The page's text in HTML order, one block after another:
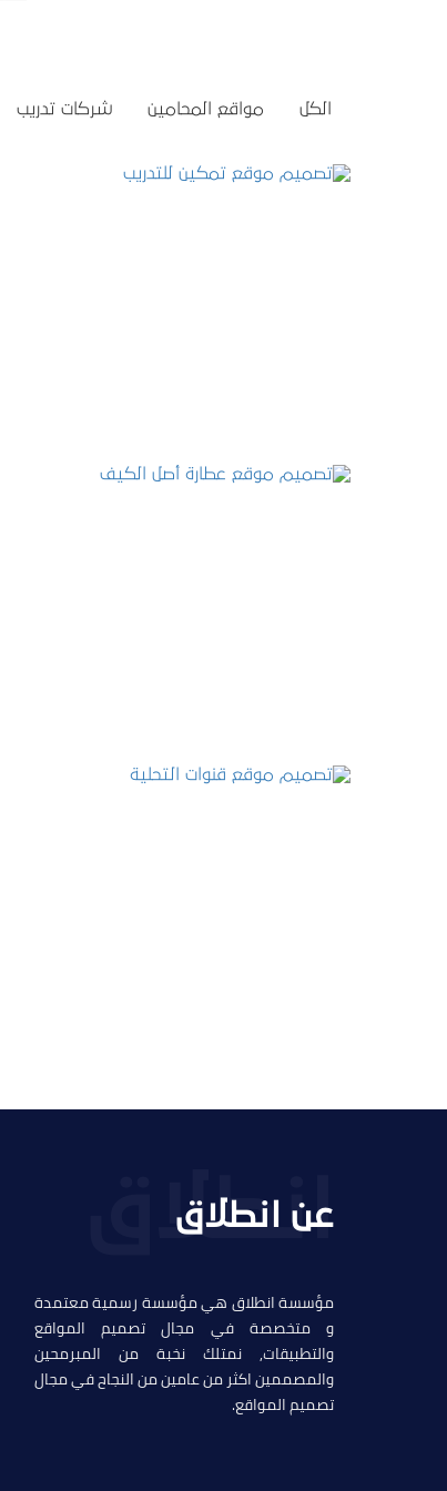
الكل مواقع المحامين شركات تدريب
عن انطلاق
مؤسسة انطلاق هي مؤسسة رسمية معتمدة
و متخصصة في مجال تصميم المواقع
والتطبيقات, نمتلك نخبة من المبرمحين
والمصممين اكثر من عامين من النجاح في مجال
تصميم المواقع.